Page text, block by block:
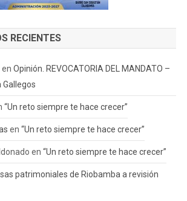
RECIENTES
en Opinión. REVOCATORIA DEL MANDATO –
Gallegos
“Un reto siempre te hace crecer”
en “Un reto siempre te hace crecer”
en “Un reto siempre te hace crecer”
patrimoniales de Riobamba a revisión